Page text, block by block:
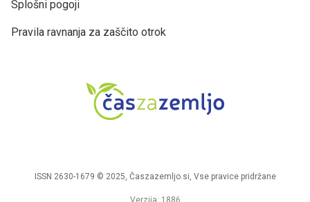
Splošni pogoji
Pravila ravnanja za zaščito otrok
ISSN 2630-1679 © 2025, Časzazemljo.si, Vse pravice pridržane
Verzija: 1886